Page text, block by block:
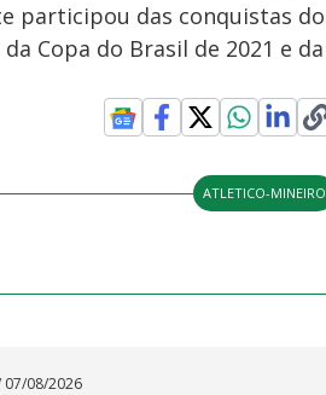
participou das conquistas do
Copa do Brasil de 2021 e da
ATLETICO-MINEIRO
07/08/2026